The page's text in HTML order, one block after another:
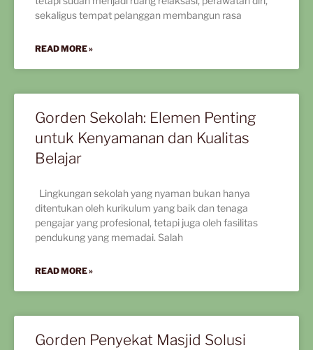
sekaligus tempat pelanggan membangun rasa
READ MORE »
Gorden Sekolah: Elemen Penting
untuk Kenyamanan dan Kualitas
Belajar
Lingkungan sekolah yang nyaman bukan hanya
ditentukan oleh kurikulum yang baik dan tenaga
pengajar yang profesional, tetapi juga oleh fasilitas
pendukung yang memadai. Salah
READ MORE »
Gorden Penyekat Masjid Solusi